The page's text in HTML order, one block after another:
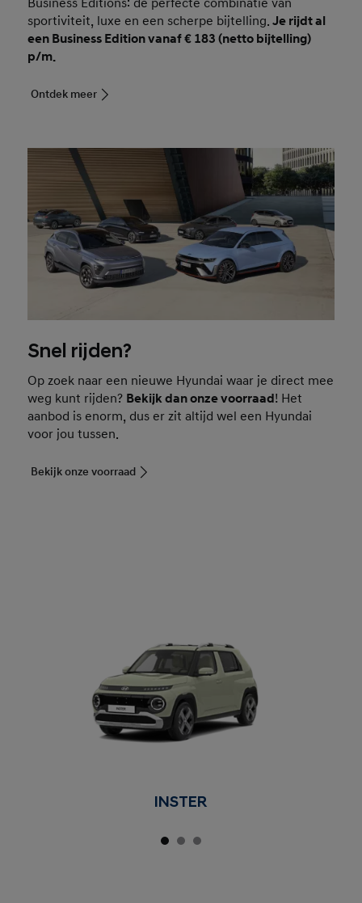
sportiviteit, luxe en een scherpe bijtelling. Je rijdt al
een Business Edition vanaf € 183 (netto bijtelling)
p/m.
Ontdek meer
Snel rijden?
Op zoek naar een nieuwe Hyundai waar je direct mee
weg kunt rijden? Bekijk dan onze voorraad! Het
aanbod is enorm, dus er zit altijd wel een Hyundai
voor jou tussen.
Bekijk onze voorraad
INSTER